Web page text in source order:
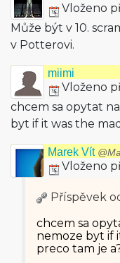
Vloženo
Může být v 10.
v Potterovi.
miimi
Vloženo
chcem sa opytat
byt if it was the
Marek Vít
Vloženo
Příspěvek
chcem sa
nemoze byt if
preco tam je